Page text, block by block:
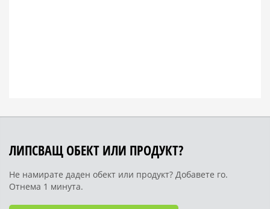
ЛИПСВАЩ ОБЕКТ ИЛИ ПРОДУКТ?
Не намирате даден обект или продукт? Добавете го.
Отнема 1 минута.